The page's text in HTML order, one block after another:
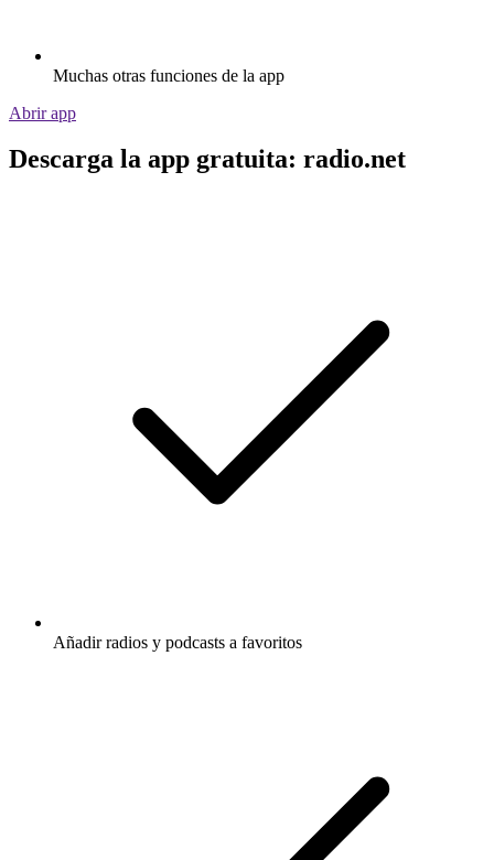
Muchas otras funciones de la app
Abrir app
Descarga la app gratuita: radio.net
Añadir radios y podcasts a favoritos